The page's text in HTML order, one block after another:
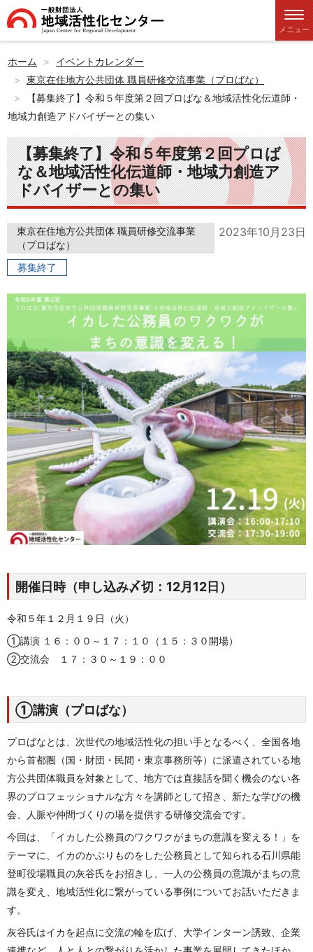
メニュー
ホーム
イベントカレンダー
東京在住地方公共団体 職員研修交流事業（プロばな）
【募集終了】令和５年度第２回プロばな＆地域活性化伝道師・
地域力創造アドバイザーとの集い
【募集終了】令和５年度第２回プロば
な＆地域活性化伝道師・地域力創造ア
ドバイザーとの集い
東京在住地方公共団体 職員研修交流事業
（プロばな）
募集終了
2023年10月23日
開催日時（申し込み〆切：12月12日）
令和５年１２月１９日（火）
①講演 １６：００～１７：１０（１５：３０開場）
②交流会 １７：３０～１９：００
①講演（プロばな）
プロばなとは、次世代の地域活性化の担い手となるべく、全国各地
から首都圏（国・財団・民間・東京事務所等）に派遣されている地
方公共団体職員を対象として、地方では直接話を聞く機会のない各
界のプロフェッショナルな方々を講師として招き、新たな学びの機
会、人脈や仲間づくりの場を提供する研修交流会です。
今回は、「イカした公務員のワクワクがまちの意識を変える！」を
テーマに、イカのかぶりものをした公務員として知られる石川県能
登町役場職員の灰谷氏をお招きし、一人の公務員の意識がまちの意
識を変え、地域活性化に繋がっている事例についてお話いただきま
す。
灰谷氏はイカを起点に交流の輪を広げ、大学インターン誘致、企業